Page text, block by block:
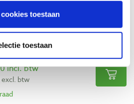
toestaan
toestaan
FS 1400/2 LR 32 met
2420156
incl. btw
excl. btw